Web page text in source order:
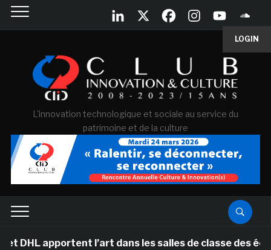
LOGIN
L'innovation technologique et sociale au service du
patrimoine et de la culture
l’art dans les salles de classe des écoles